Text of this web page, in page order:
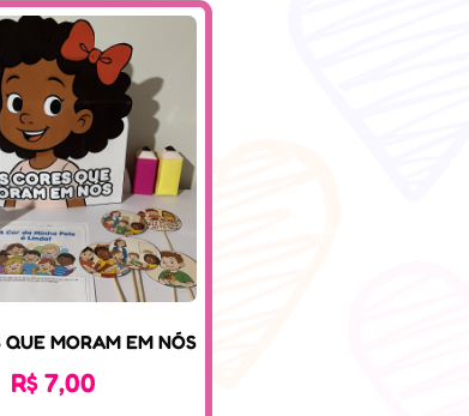
QUE MORAM EM NÓS
R$7,00